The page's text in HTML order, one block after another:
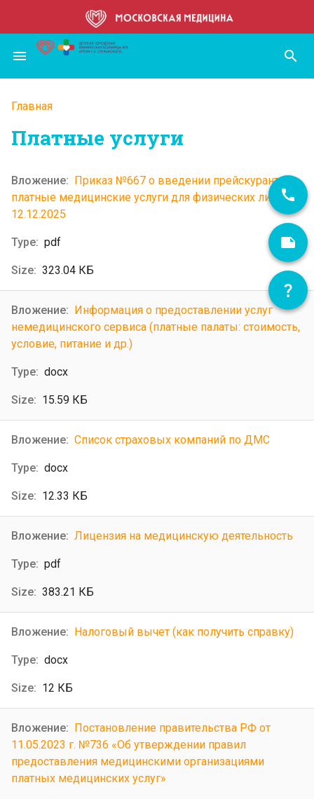
основному
содержанию
menu search
Строка
навигации
Главная
Платные услуги
Приказ №667 о введении прейскуранта на
платные медицинские услуги для физических лиц от
12.12.2025
pdf
323.04 КБ
Информация о предоставлении услуг
немедицинского сервиса (платные палаты: стоимость,
условие, питание и др.)
docx
15.59 КБ
Список страховых компаний по ДМС
docx
12.33 КБ
Лицензия на медицинскую деятельность
pdf
383.21 КБ
Налоговый вычет (как получить справку)
docx
12 КБ
Постановление правительства РФ от
11.05.2023 г. №736 «Об утверждении правил
предоставления медицинскими организациями
платных медицинских услуг»